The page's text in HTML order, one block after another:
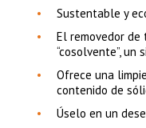
Sustentable y
El removedor de
“cosolvente”, un
Ofrece una
contenido de
Úselo en un